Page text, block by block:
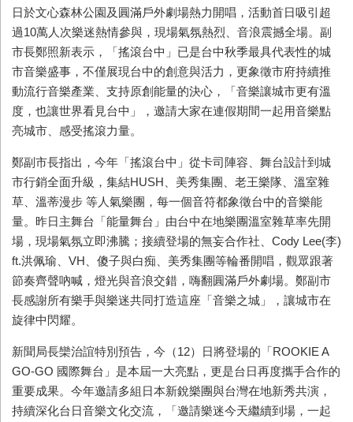
日於文心森林公園及圓滿戶外劇場熱力開唱，活動首日吸引超
過10萬人次樂迷熱情參與，現場氣氛熱烈、音浪震撼全場。副
市長鄭照新表示，「搖滾台中」已是台中秋季最具代表性的城
市音樂盛事，不僅展現台中的創意與活力，更象徵市府持續推
動流行音樂產業、支持原創能量的決心，「音樂讓城市更有溫
度，也讓世界看見台中」，邀請大家在連假期間一起用音樂點
亮城市、感受搖滾力量。
鄭副市長指出，今年「搖滾台中」從卡司陣容、舞台設計到城
市行銷全面升級，集結HUSH 、美秀集團、老王樂隊、溫室雜
草、溫蒂漫步 等人氣樂團，每一個音符都象徵台中的音樂能
量。昨日主舞台「能量舞台」由台中在地樂團溫室雜草率先開
場，現場氣氛立即沸騰；接續登場的無妄合作社、 Cody Lee(李)
ft.洪佩瑜、 VH 、傻子與白痴、美秀集團等輪番開唱，觀眾跟著
節奏齊聲吶喊，燈光與音浪交錯，嗨翻圓滿戶外劇場。鄭副市
長感謝所有樂手與樂迷共同打造這座「音樂之城」，讓城市在
旋律中閃耀。
新聞局長欒治誼特別預告，今（12）日將登場的「ROOKIE A
GO-GO 國際舞台」是本屆一大亮點，更是台日再度攜手合作的
重要成果。今年邀請多組日本新銳樂團與台灣在地新秀共演，
持續深化台日音樂文化交流，「邀請樂迷今天繼續到場，一起